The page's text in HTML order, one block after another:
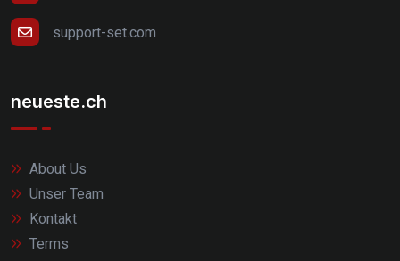
support-set.com
neueste.ch
About Us
Unser Team
Kontakt
Terms